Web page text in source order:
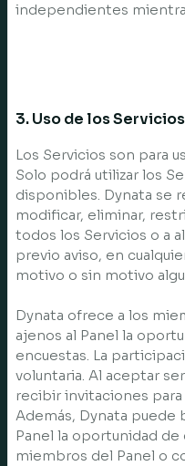
independientes
3. Uso de los
Los Servicios son para
Solo podrá utilizar los
disponibles. Dynata se
modificar, eliminar,
todos los Servicios o a
previo aviso, en
motivo o sin motivo
Dynata ofrece a los
ajenos al Panel la
encuestas. La
voluntaria. Al aceptar
recibir invitaciones
Además, Dynata puede
Panel la oportunidad
miembros del Panel o